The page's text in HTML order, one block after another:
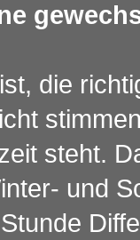
die
steht.
und